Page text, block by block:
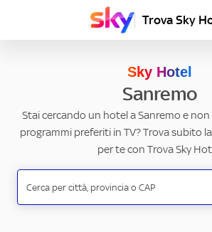
Trova Sky
Sky Hotel
Sanremo
Stai cercando un hotel a Sanremo e
programmi preferiti in TV? Trova subito
per te con Trova Sky